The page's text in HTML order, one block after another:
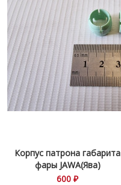
Корпус патрона габарита
фары JAWA(Ява)
360\634\638
600 ₽